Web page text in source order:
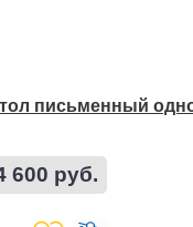
письменный
600 руб.